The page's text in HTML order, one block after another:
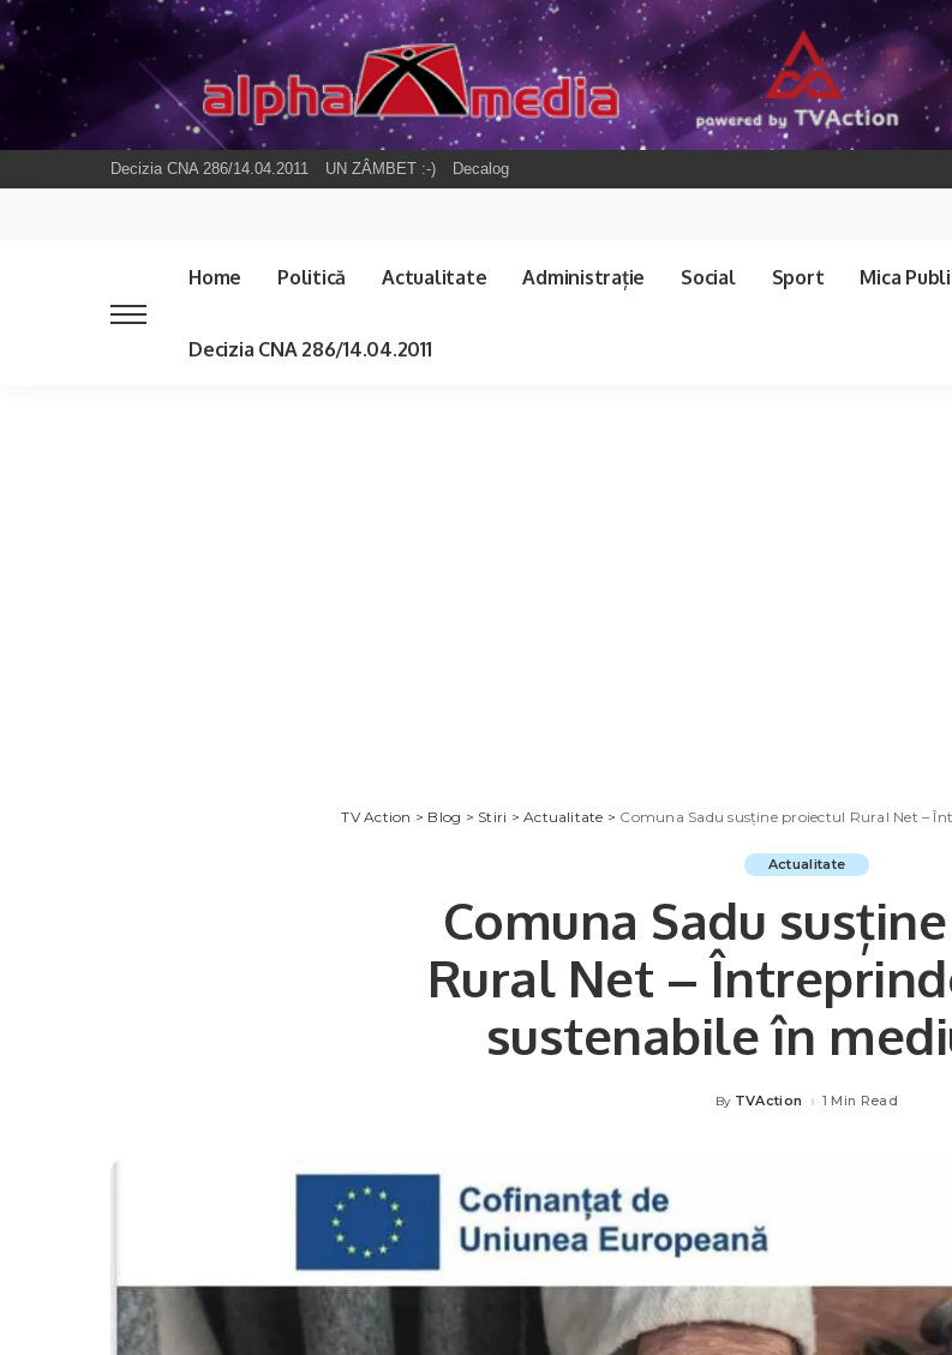
Decizia CNA 286/14.04.2011 UN ZÂMBET :-) Decalog
Home Politică Actualitate Administrație Social Sport Mica
Decizia CNA 286/14.04.2011
TV Action > Blog > Stiri >Actualitate > Comuna Sadu susține proiectul Rural Net –
Actualitate
Comuna Sadu
Rural Net –
sustenabile în
Posted
By TVAction 1 Min Read